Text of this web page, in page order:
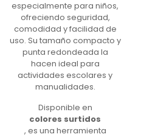
especialmente para niños,
ofreciendo seguridad,
comodidad y facilidad de
uso. Su tamaño compacto y
punta redondeada la
hacen ideal para
actividades escolares y
manualidades.
Disponible en
colores surtidos
, es una herramienta